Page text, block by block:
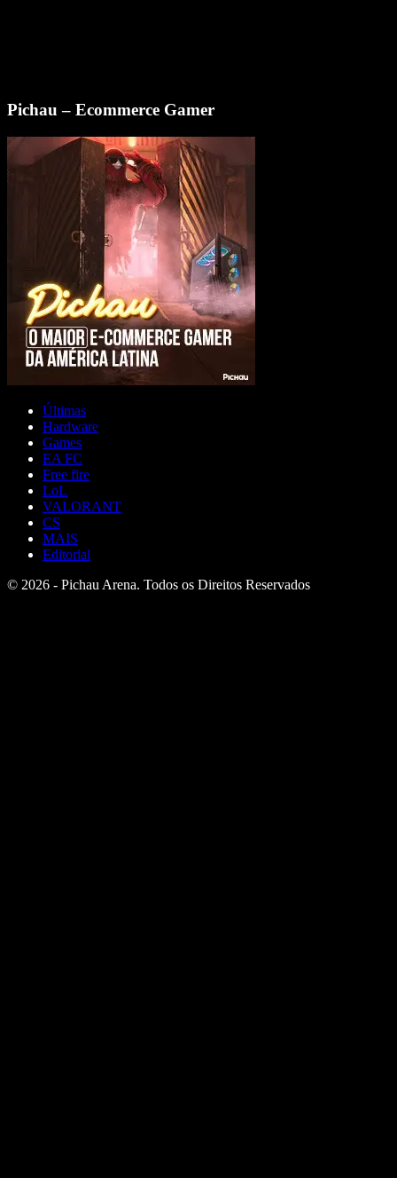
Pichau – Ecommerce Gamer
Últimas
Hardware
Games
EA FC
Free fire
LoL
VALORANT
CS
MAIS
Editorial
© 2026 - Pichau Arena. Todos os Direitos Reservados